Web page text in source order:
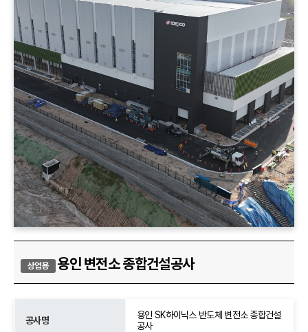
상업용 용인 변전소 종합건설공사
공사명
용인 SK하이닉스 반도체 변전소 종합건설
공사